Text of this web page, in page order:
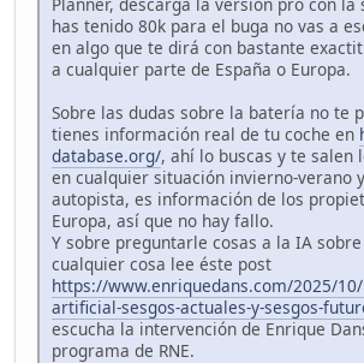
has tenido 80k para el buga no vas a
en algo que te dirá con bastante
a cualquier parte de España o Europa.
Sobre las dudas sobre la batería no te
tienes información real de tu coche en
database.org/, ahí lo buscas y te salen
en cualquier situación invierno-verano
autopista, es información de los
Europa, así que no hay fallo.
Y sobre preguntarle cosas a la IA
cualquier cosa lee éste post
https://www.enriquedans.com/2025/
artificial-sesgos-actuales-y-sesgos-
escucha la intervención de Enrique
programa de RNE.